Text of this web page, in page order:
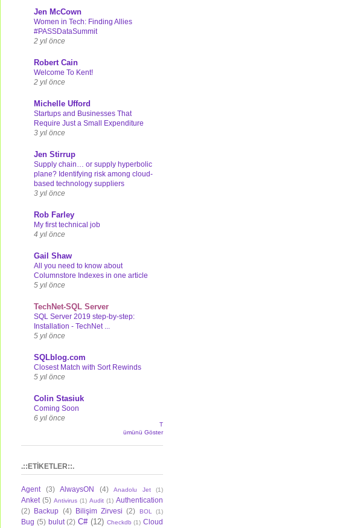
Jen McCown
Women in Tech: Finding Allies
#PASSDataSummit
2 yıl önce
Robert Cain
Welcome To Kent!
2 yıl önce
Michelle Ufford
Startups and Businesses That
Require Just a Small Expenditure
3 yıl önce
Jen Stirrup
Supply chain… or supply hyperbolic
plane? Identifying risk among cloud-
based technology suppliers
3 yıl önce
Rob Farley
My first technical job
4 yıl önce
Gail Shaw
All you need to know about
Columnstore Indexes in one article
5 yıl önce
TechNet-SQL Server
SQL Server 2019 step-by-step:
Installation - TechNet ...
5 yıl önce
SQLblog.com
Closest Match with Sort Rewinds
5 yıl önce
Colin Stasiuk
Coming Soon
6 yıl önce
T
ümünü Göster
.::ETİKETLER::.
Agent (3) AlwaysON (4) Anadolu Jet (1)
Anket (5) Antivirus (1) Audit (1) Authentication
(2)
Backup (4) Bilişim Zirvesi (2) BOL (1)
Bug (5) bulut (2) C# (12) Checkdb (1) Cloud